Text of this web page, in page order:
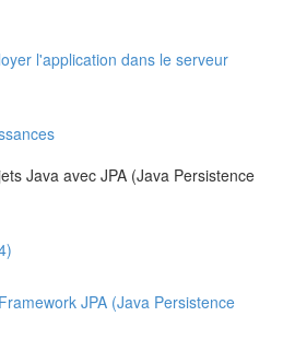
l'application dans le serveur
Java avec JPA (Java Persistence
JPA (Java Persistence